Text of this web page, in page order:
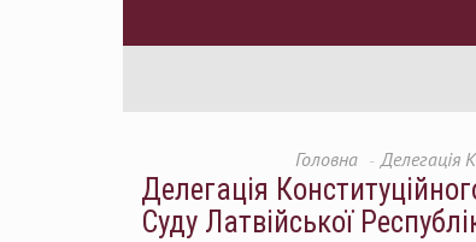
Головна Делегація
Делегація
Суду Латвійської